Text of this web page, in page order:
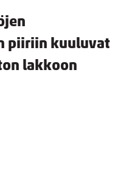
piiriin kuuluvat
lakkoon